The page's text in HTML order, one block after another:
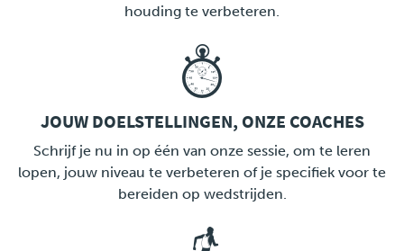
houding te verbeteren.
LINK
JOUW DOELSTELLINGEN, ONZE COACHES
Schrijf je nu in op één van onze sessie, om te leren
lopen, jouw niveau te verbeteren of je specifiek voor te
bereiden op wedstrijden.